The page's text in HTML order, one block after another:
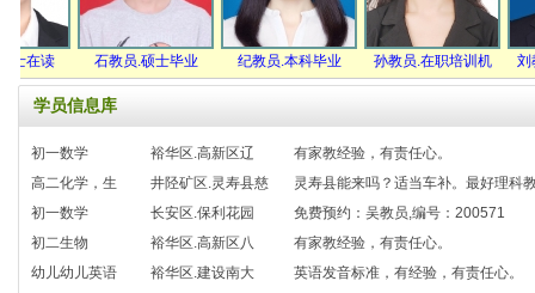
在读 石教员.硕士毕业 纪教员.本科毕业 孙教员.在职培训机 刘
学员信息库
初一数学 裕华区.高新区辽
有家教经验，有责任心。
高二化学，生
井陉矿区.灵寿县慈
灵寿县能来吗？适当车补。最好理科
初一数学
长安区.保利花园
免费预约：吴教员,编号：200571
初二生物
裕华区.高新区八
有家教经验，有责任心。
幼儿幼儿英语
裕华区.建设南大
英语发音标准，有经验，有责任心。